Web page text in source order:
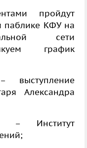
пройдут
паблике КФУ на
сети
график
Александра
Институт